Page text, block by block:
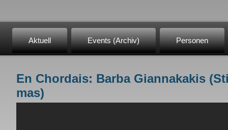
Aktuell Events (Archiv) Personen
Sie sind hier
En Chordais: Barba Giannakakis
mas)